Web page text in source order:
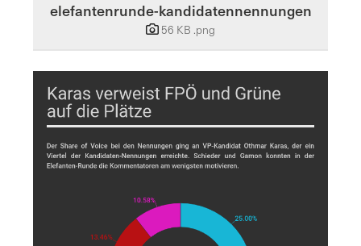
elefantenrunde-kandidatennennungen
56 KB .png